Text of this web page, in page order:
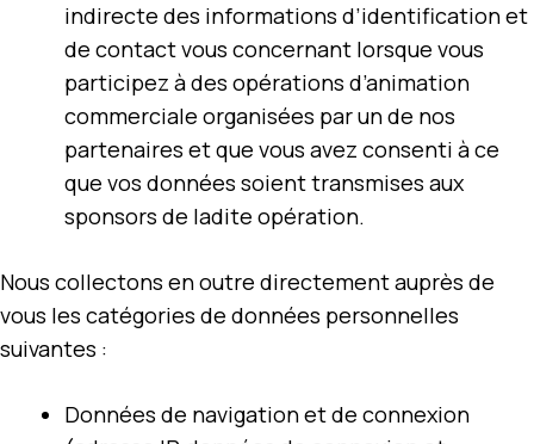
indirecte des informations d’identification et
de contact vous concernant lorsque vous
participez à des opérations d’animation
commerciale organisées par un de nos
partenaires et que vous avez consenti à ce
que vos données soient transmises aux
sponsors de ladite opération.
Nous collectons en outre directement auprès de
vous les catégories de données personnelles
suivantes :
Données de navigation et de connexion